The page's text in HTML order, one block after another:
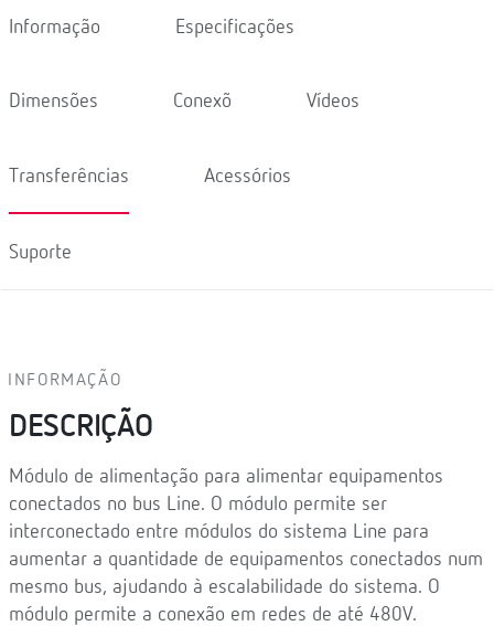
Informação Especificações
Dimensões Conexõ Vídeos
Transferências Acessórios
Suporte
INFORMAÇÃO
DESCRIÇÃO
Módulo de alimentação para alimentar equipamentos
conectados no bus Line. O módulo permite ser
interconectado entre módulos do sistema Line para
aumentar a quantidade de equipamentos conectados num
mesmo bus, ajudando à escalabilidade do sistema. O
módulo permite a conexão em redes de até 480V.